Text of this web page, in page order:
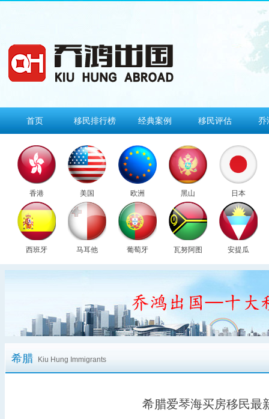
首页 移民排行榜 经典案例 移民评估 乔
香港 美国 欧洲 黑山 日本
西班牙 马耳他 葡萄牙 瓦努阿图 安提瓜
希腊 Kiu Hung Immigrants
希腊爱琴海买房移民最